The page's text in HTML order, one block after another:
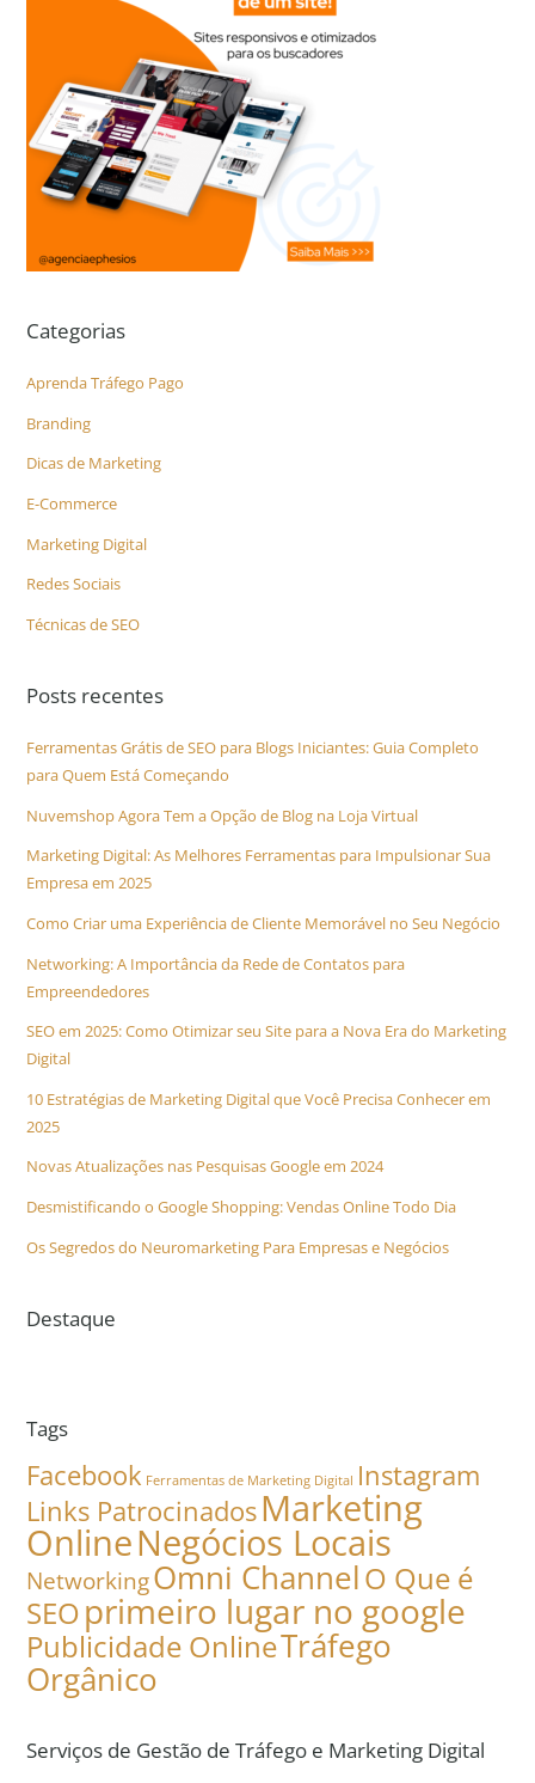
Categorias
Aprenda Tráfego Pago
Branding
Dicas de Marketing
E-Commerce
Marketing Digital
Redes Sociais
Técnicas de SEO
Posts recentes
Ferramentas Grátis de SEO para Blogs Iniciantes: Guia Completo
para Quem Está Começando
Nuvemshop Agora Tem a Opção de Blog na Loja Virtual
Marketing Digital: As Melhores Ferramentas para Impulsionar Sua
Empresa em 2025
Como Criar uma Experiência de Cliente Memorável no Seu Negócio
Networking: A Importância da Rede de Contatos para
Empreendedores
SEO em 2025: Como Otimizar seu Site para a Nova Era do Marketing
Digital
10 Estratégias de Marketing Digital que Você Precisa Conhecer em
2025
Novas Atualizações nas Pesquisas Google em 2024
Desmistificando o Google Shopping: Vendas Online Todo Dia
Os Segredos do Neuromarketing Para Empresas e Negócios
Destaque
Tags
Facebook Ferramentas de Marketing Digital Instagram
Links PatrocinadosMarketing
OnlineNegócios Locais
NetworkingOmni ChannelO Que é
SEOprimeiro lugar no google
Publicidade OnlineTráfego
Orgânico
Serviços de Gestão de Tráfego e Marketing Digital